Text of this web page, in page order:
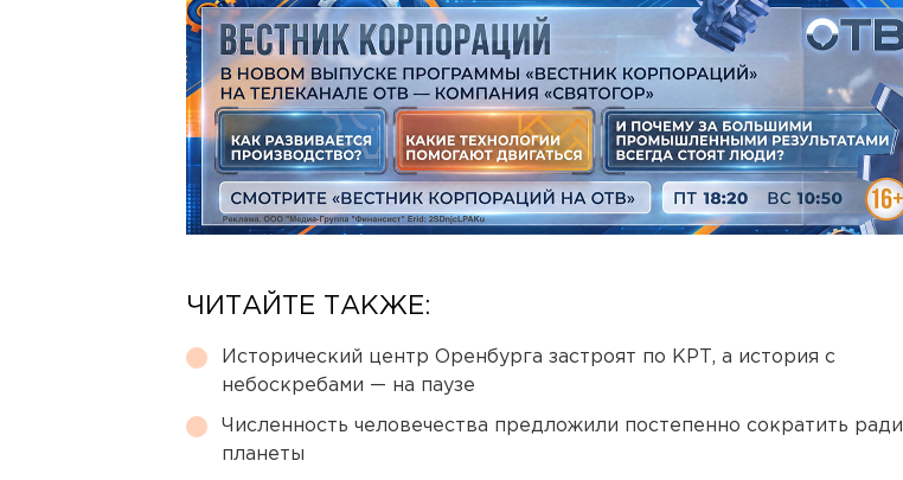
ЧИТАЙТЕ ТАКЖЕ:
Исторический центр Оренбурга застроят по КРТ, а история с
небоскребами — на паузе
Численность человечества предложили постепенно сократить ради
планеты